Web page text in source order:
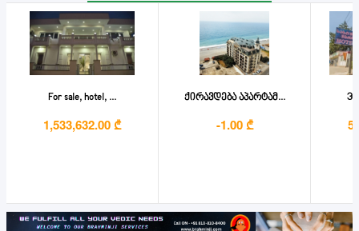
For sale, hotel, ...
1,533,632.00 ₾
ქირავდება აპარტამ...
-1.00 ₾